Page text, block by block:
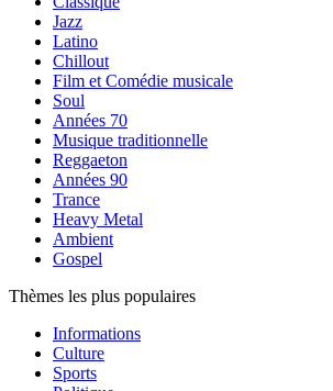
Jazz
Latino
Chillout
Film et Comédie musicale
Soul
Années 70
Musique traditionnelle
Reggaeton
Années 90
Trance
Heavy Metal
Ambient
Gospel
Thèmes les plus populaires
Informations
Culture
Sports